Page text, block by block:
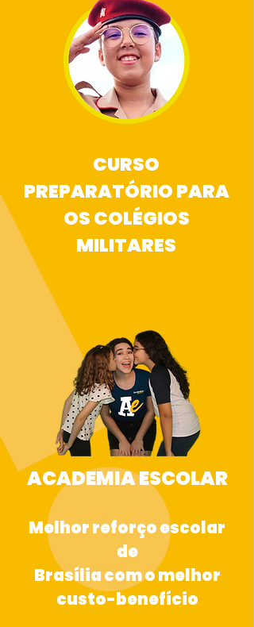
CURSO
PREPARATÓRIO PARA
OS COLÉGIOS
MILITARES
ACADEMIA ESCOLAR
Melhor reforço escolar
de
Brasília com o melhor
custo-benefício